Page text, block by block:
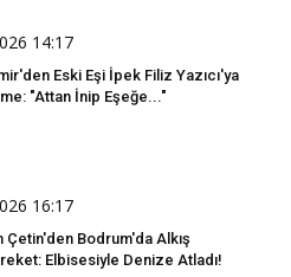
14:17
Eski Eşi İpek Filiz Yazıcı'ya
"Attan İnip Eşeğe..."
16:17
Çetin'den Bodrum'da Alkış
Elbisesiyle Denize Atladı!